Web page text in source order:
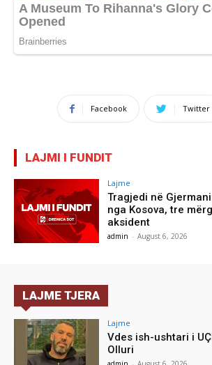
Facebook Twitter
LAJMI I FUNDIT
Lajme
Tragjedi në
nga Kosova, tre
aksident
admin - August 6, 2026
LAJME TJERA
Lajme
Vdes ish-ushtari i
Olluri